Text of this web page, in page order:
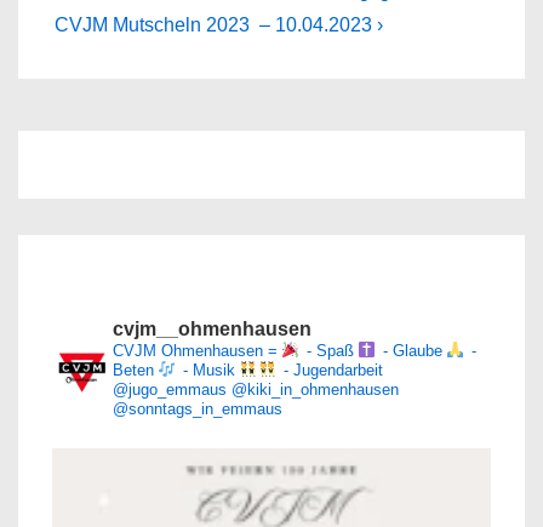
is
CVJM Mutscheln 2023 is
– 10.04.2023 ›
cvjm__ohmenhausen
CVJM Ohmenhausen = - Spaß - Glaube
-
Beten
- Musik
- Jugendarbeit
@jugo_emmaus @kiki_in_ohmenhausen
@sonntags_in_emmaus